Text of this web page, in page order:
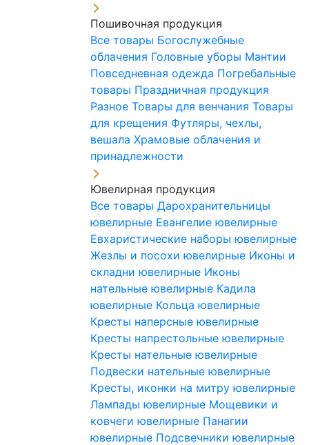
Пошивочная продукция
Все товары Богослужебные
облачения Головные уборы Мантии
Повседневная одежда Погребальные
товары Праздничная продукция
Разное Товары для венчания Товары
для крещения Футляры, чехлы,
вешала Храмовые облачения и
принадлежности
Ювелирная продукция
Все товары Дарохранительницы
ювелирные Евангелие ювелирные
Евхаристические наборы ювелирные
Жезлы и посохи ювелирные Иконы и
складни ювелирные Иконы
нательные ювелирные Кадила
ювелирные Кольца ювелирные
Кресты наперсные ювелирные
Кресты напрестольные ювелирные
Кресты нательные ювелирные
Подвески нательные ювелирные
Кресты, иконки на митру ювелирные
Лампады ювелирные Мощевики и
ковчеги ювелирные Панагии
ювелирные Подсвечники ювелирные